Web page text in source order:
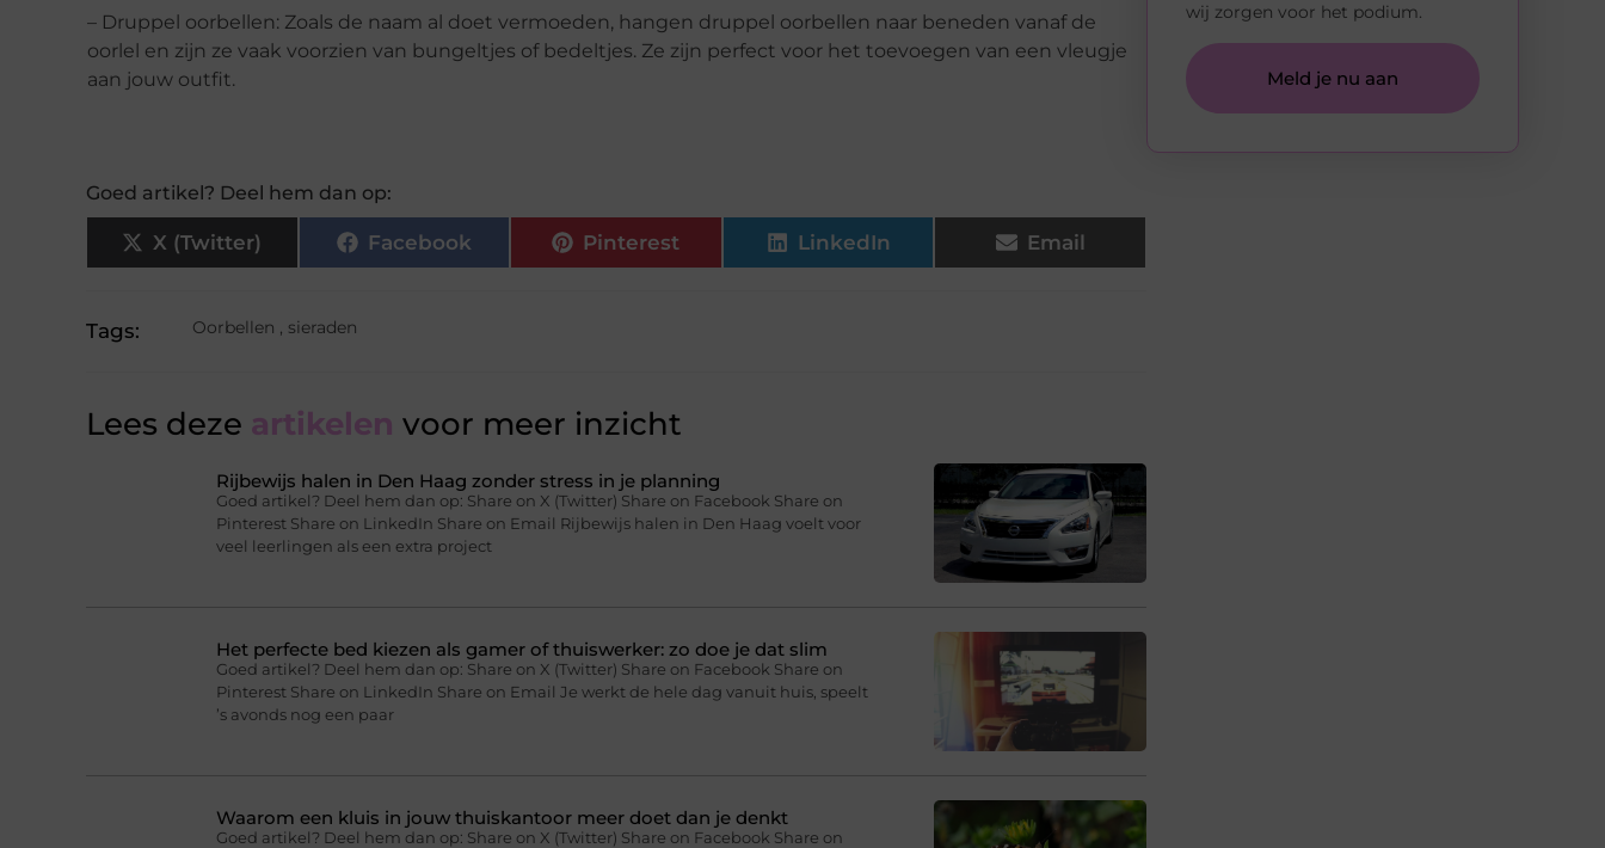
– Druppel oorbellen: Zoals de naam al doet vermoeden, hangen druppel oorbellen naar beneden vanaf de
oorlel en zijn ze vaak voorzien van bungeltjes of bedeltjes. Ze zijn perfect voor het toevoegen van een vleugje
aan jouw outfit.
Goed artikel? Deel hem dan op:
X (Twitter) Facebook Pinterest LinkedIn Email
Tags: Oorbellen , sieraden
Lees deze artikelen voor meer inzicht
Rijbewijs halen in Den Haag zonder stress in je planning
Goed artikel? Deel hem dan op: Share on X (Twitter) Share on Facebook Share on
Pinterest Share on LinkedIn Share on Email Rijbewijs halen in Den Haag voelt voor
veel leerlingen als een extra project
Het perfecte bed kiezen als gamer of thuiswerker: zo doe je dat slim
Goed artikel? Deel hem dan op: Share on X (Twitter) Share on Facebook Share on
Pinterest Share on LinkedIn Share on Email Je werkt de hele dag vanuit huis, speelt
’s avonds nog een paar
Waarom een kluis in jouw thuiskantoor meer doet dan je denkt
Goed artikel? Deel hem dan op: Share on X (Twitter) Share on Facebook Share on
wij zorgen voor het podium.
Meld je nu aan